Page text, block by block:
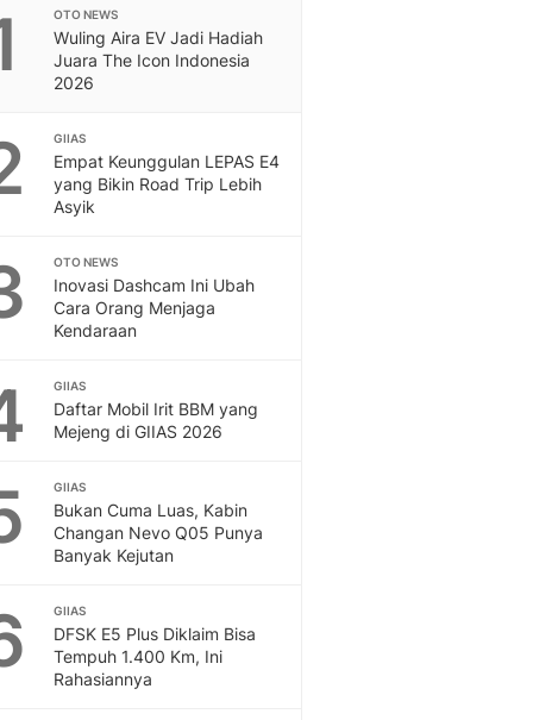
OTO NEWS
Wuling Aira EV Jadi Hadiah
Juara The Icon Indonesia
2026
GIIAS
Empat Keunggulan LEPAS E4
yang Bikin Road Trip Lebih
Asyik
OTO NEWS
Inovasi Dashcam Ini Ubah
Cara Orang Menjaga
Kendaraan
GIIAS
Daftar Mobil Irit BBM yang
Mejeng di GIIAS 2026
GIIAS
Bukan Cuma Luas, Kabin
Changan Nevo Q05 Punya
Banyak Kejutan
GIIAS
DFSK E5 Plus Diklaim Bisa
Tempuh 1.400 Km, Ini
Rahasiannya